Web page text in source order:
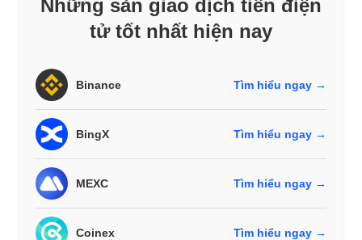
Những sàn giao dịch tiền điện
tử tốt nhất hiện nay
Binance Tìm hiểu ngay →
BingX Tìm hiểu ngay →
MEXC Tìm hiểu ngay →
Coinex Tìm hiểu ngay →